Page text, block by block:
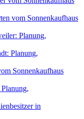
vom Sonnenkaufhaus
Planung,
Planung,
Sonnenkaufhaus
in